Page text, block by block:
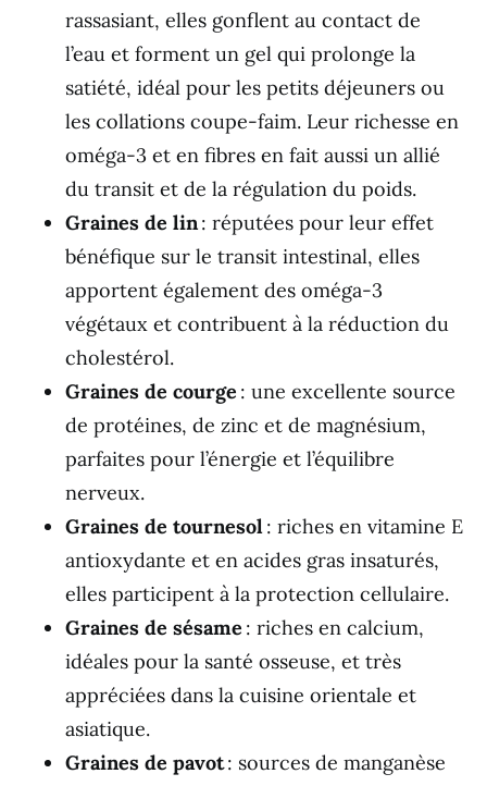
rassasiant, elles gonflent au contact de
l’eau et forment un gel qui prolonge la
satiété, idéal pour les petits déjeuners ou
les collations coupe-faim. Leur richesse en
oméga-3 et en fibres en fait aussi un allié
du transit et de la régulation du poids.
Graines de lin: réputées pour leur effet
bénéfique sur le transit intestinal, elles
apportent également des oméga-3
végétaux et contribuent à la réduction du
cholestérol.
Graines de courge : une excellente source
de protéines, de zinc et de magnésium,
parfaites pour l’énergie et l’équilibre
nerveux.
Graines de tournesol: riches en vitamine E
antioxydante et en acides gras insaturés,
elles participent à la protection cellulaire.
Graines de sésame : riches en calcium,
idéales pour la santé osseuse, et très
appréciées dans la cuisine orientale et
asiatique.
Graines de pavot: sources de manganèse